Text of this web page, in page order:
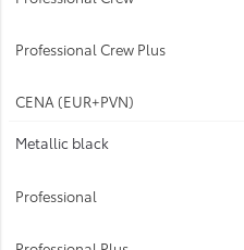
Metallic black